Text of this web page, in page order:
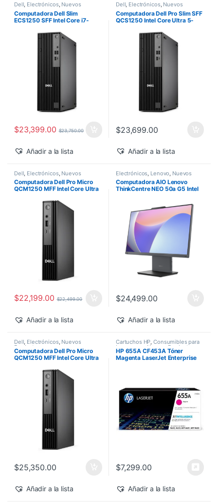
Dell Electrónicos, Nuevos
Productos
Computadora Dell Slim
ECS1250 SFF Intel Core i7-
Windows 11 Pro
$23,399.00 $23,750.00
Añadir a la lista
Dell Electrónicos, Nuevos
Productos
Computadora Dell Pro Slim SFF
QCS1250 Intel Core Ultra 5-
Windows 11 Pro
$23,699.00
Añadir a la lista
Dell Electrónicos, Nuevos
Productos
Computadora Dell Pro Micro
QCM1250 MFF Intel Core Ultra
Windows 11 Pro
$22,199.00 $22,499.00
Añadir a la lista
Electrónicos Lenovo Nuevos
Productos
Computadora AIO Lenovo
ThinkCentre NEO 50a G5 Intel
512GB SSD Windows 11 Pro
$24,499.00
Añadir a la lista
Dell, Electrónicos, Nuevos
Productos
Computadora Dell Pro Micro
QCM1250 MFF Intel Core Ultra
Windows 11 Pro
$25,350.00
Añadir a la lista
Cartuchos HP,Consumibles para
Impresoras,Nuevos Productos
Sobre Pedido,Toner Original
HP 655A CF453A Tóner
Magenta LaserJet Enterprise
$7,299.00
Añadir a la lista